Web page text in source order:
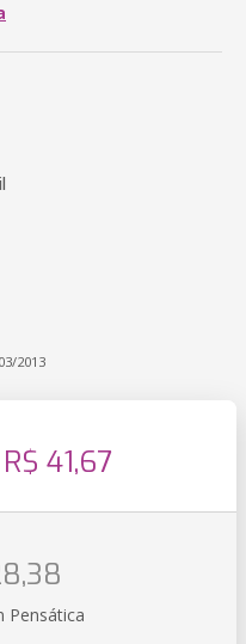
2013
R$ 41,67
Pensática